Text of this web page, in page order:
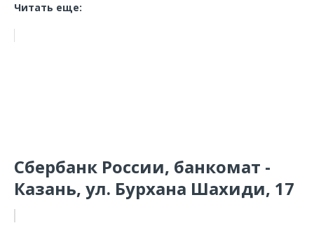
Читать еще:
Сбербанк России, банкомат -
Казань, ул. Бурхана Шахиди, 17